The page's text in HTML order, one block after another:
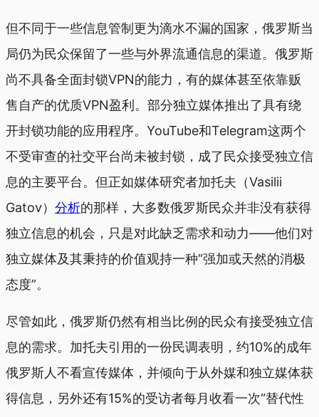
但不同于一些信息管制更为滴水不漏的国家，俄罗斯当
局仍为民众保留了一些与外界流通信息的渠道。俄罗斯
尚不具备全面封锁VPN的能力，有的媒体甚至依靠贩
售自产的优质VPN盈利。部分独立媒体推出了具有绕
开封锁功能的应用程序。YouTube和Telegram这两个
不受审查的社交平台尚未被封锁，成了民众接受独立信
息的主要平台。但正如媒体研究者加托夫（Vasilii
Gatov） 分析的那样，大多数俄罗斯民众并非没有获得
独立信息的机会，只是对此缺乏需求和动力——他们对
独立媒体及其秉持的价值观持一种“强加或天然的消极
态度”。
尽管如此，俄罗斯仍然有相当比例的民众有接受独立信
息的需求。加托夫引用的一份民调表明，约10%的成年
俄罗斯人不看宣传媒体，并倾向于从外媒和独立媒体获
得信息，另外还有15%的受访者每月收看一次“替代性